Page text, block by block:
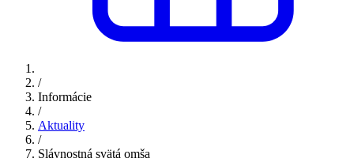
/
Informácie
/
Aktuality
/
Slávnostná svätá omša